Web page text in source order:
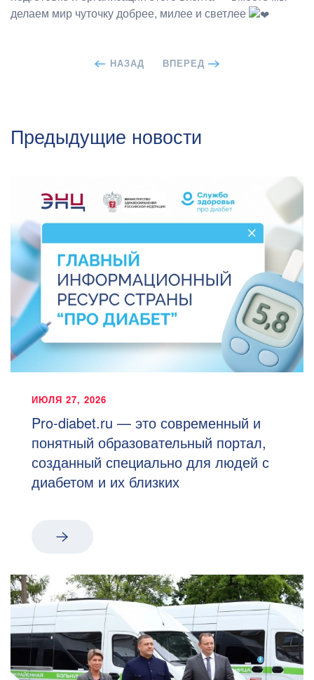
делаем мир чуточку добрее, милее и светлее
НАЗАД ВПЕРЕД
Предыдущие новости
ИЮЛЯ 27, 2026
Pro-diabet.ru — это современный и
понятный образовательный портал,
созданный специально для людей с
диабетом и их близких